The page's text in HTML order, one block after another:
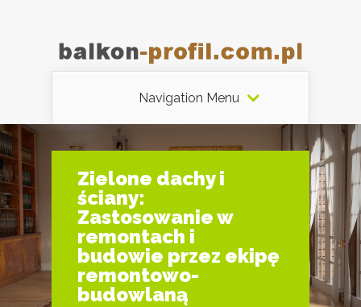
Navigation Menu
Zielone dachy i
ściany:
Zastosowanie w
remontach i
budowie przez ekipę
remontowo-
budowlaną